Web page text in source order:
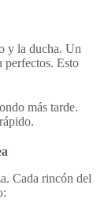
y la ducha. Un
Esto
más tarde.
Cada rincón del